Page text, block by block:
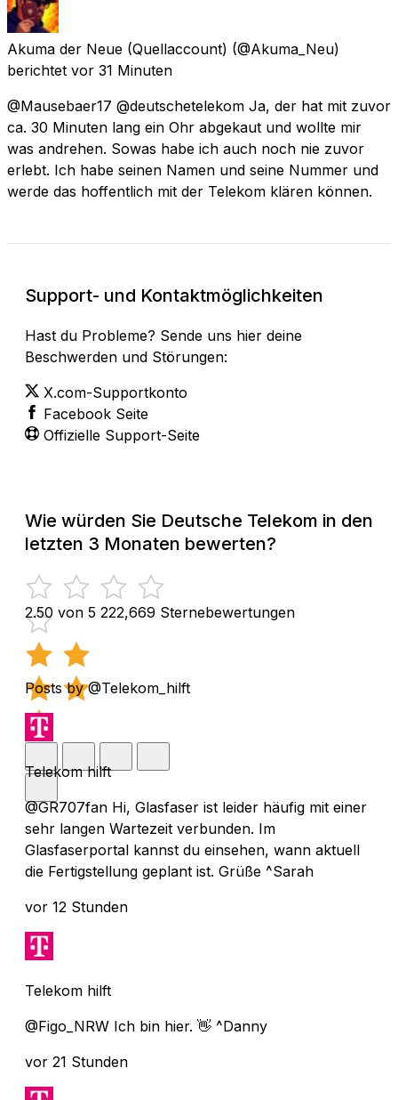
Akuma der Neue (Quellaccount) (@Akuma_Neu)
berichtet vor 31 Minuten
@Mausebaer17 @deutschetelekom Ja, der hat mit zuvor
ca. 30 Minuten lang ein Ohr abgekaut und wollte mir
was andrehen. Sowas habe ich auch noch nie zuvor
erlebt. Ich habe seinen Namen und seine Nummer und
werde das hoffentlich mit der Telekom klären können.
Support- und Kontaktmöglichkeiten
Hast du Probleme? Sende uns hier deine
Beschwerden und Störungen:
X.com-Supportkonto
Facebook Seite
Offizielle Support-Seite
Wie würden Sie Deutsche Telekom in den
letzten 3 Monaten bewerten?
2.50 von 5 222,669 Sternebewertungen
Posts by @Telekom_hilft
Telekom hilft
@GR707fan Hi, Glasfaser ist leider häufig mit einer
sehr langen Wartezeit verbunden. Im
Glasfaserportal kannst du einsehen, wann aktuell
die Fertigstellung geplant ist. Grüße ^Sarah
vor 12 Stunden
Telekom hilft
@Figo_NRW Ich bin hier. 👋 ^Danny
vor 21 Stunden